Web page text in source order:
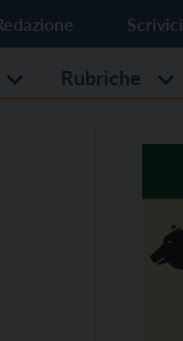
Scrivici
Rubriche